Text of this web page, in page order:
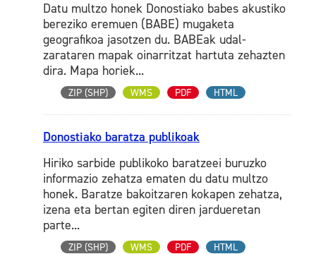
Datu multzo honek Donostiako babes akustiko
bereziko eremuen (BABE) mugaketa
geografikoa jasotzen du. BABEak udal-
zarataren mapak oinarritzat hartuta zehazten
dira. Mapa horiek...
ZIP (SHP) WMS PDF HTML
Donostiako baratza publikoak
Hiriko sarbide publikoko baratzeei buruzko
informazio zehatza ematen du datu multzo
honek. Baratze bakoitzaren kokapen zehatza,
izena eta bertan egiten diren jardueretan
parte...
ZIP (SHP) WMS PDF HTML